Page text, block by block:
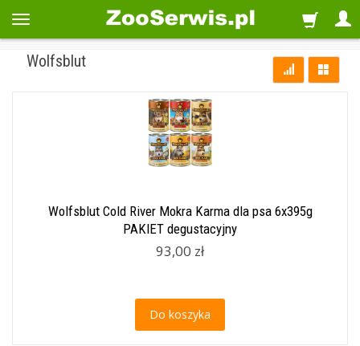
Wolfsblut
Wolfsblut Cold River Mokra Karma dla psa 6x395g
PAKIET degustacyjny
93,00 zł
Do koszyka